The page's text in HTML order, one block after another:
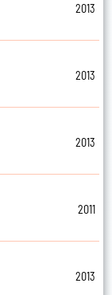
2013
2013
2013
2011
2013